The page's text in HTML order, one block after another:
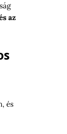
az
és